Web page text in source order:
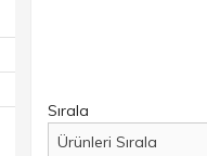
Sırala